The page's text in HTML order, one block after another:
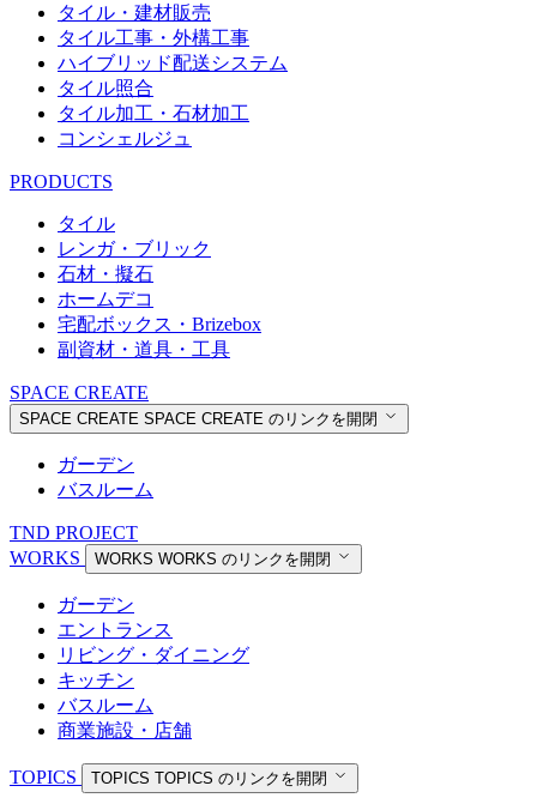
タイル・建材販売
タイル工事・外構工事
ハイブリッド配送システム
タイル照合
タイル加工・石材加工
コンシェルジュ
PRODUCTS
タイル
レンガ・ブリック
石材・擬石
ホームデコ
宅配ボックス・Brizebox
副資材・道具・工具
SPACE CREATE
SPACE CREATE SPACE CREATE のリンクを開閉
ガーデン
バスルーム
TND PROJECT
WORKS
WORKS WORKS のリンクを開閉
ガーデン
エントランス
リビング・ダイニング
キッチン
バスルーム
商業施設・店舗
TOPICS TOPICS TOPICS のリンクを開閉